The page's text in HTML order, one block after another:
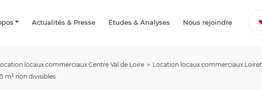
Actualités & Presse Études & Analyses Nous rejoindre
locaux commerciaux Centre Val de Loire
Location locaux commerciaux Loiret
m² non divisibles